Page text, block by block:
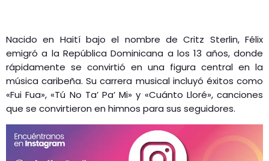
Nacido en Haití bajo el nombre de Critz Sterlin, Félix
emigró a la República Dominicana a los 13 años, donde
rápidamente se convirtió en una figura central en la
música caribeña. Su carrera musical incluyó éxitos como
«Fui Fua», «Tú No Ta’ Pa’ Mi» y «Cuánto Lloré», canciones
que se convirtieron en himnos para sus seguidores.